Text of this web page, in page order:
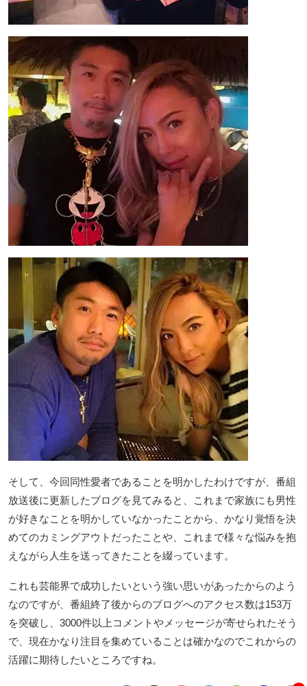
そして、今回同性愛者であることを明かしたわけですが、番組
放送後に更新したブログを見てみると、これまで家族にも男性
が好きなことを明かしていなかったことから、かなり覚悟を決
めてのカミングアウトだったことや、これまで様々な悩みを抱
えながら人生を送ってきたことを綴っています。
これも芸能界で成功したいという強い思いがあったからのよう
なのですが、番組終了後からのブログへのアクセス数は153万
を突破し、3000件以上コメントやメッセージが寄せられたそう
で、現在かなり注目を集めていることは確かなのでこれからの
活躍に期待したいところですね。